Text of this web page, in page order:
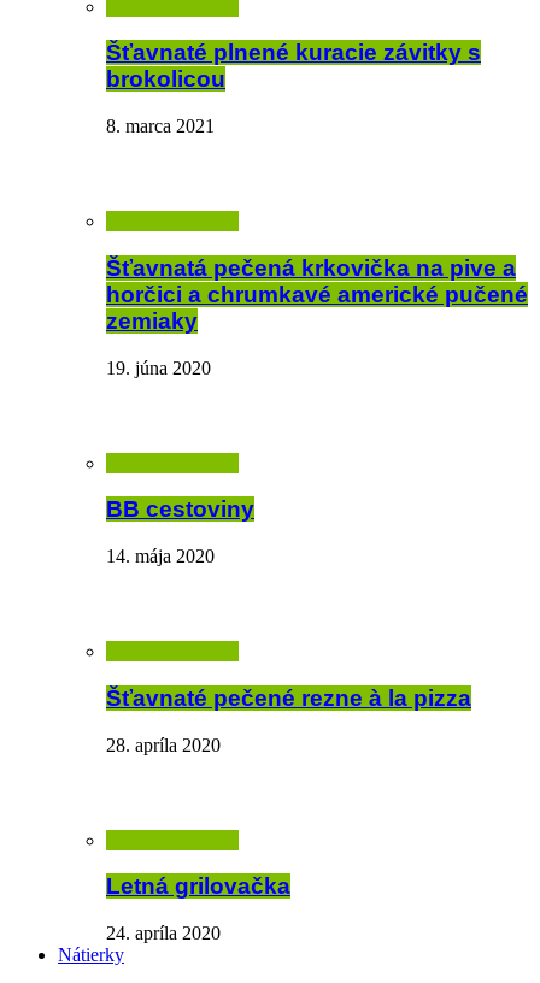
Šťavnaté plnené kuracie závitky s
brokolicou
8. marca 2021
Šťavnatá pečená krkovička na pive a
horčici a chrumkavé americké pučené
zemiaky
19. júna 2020
BB cestoviny
14. mája 2020
Šťavnaté pečené rezne à la pizza
28. apríla 2020
Letná grilovačka
24. apríla 2020
Nátierky